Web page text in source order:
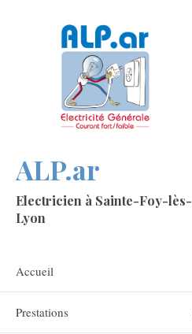
ALP.ar
Electricien à Sainte-Foy-lès-
Lyon
Accueil
Prestations